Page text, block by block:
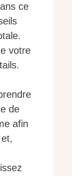
ce
votre
de
afin